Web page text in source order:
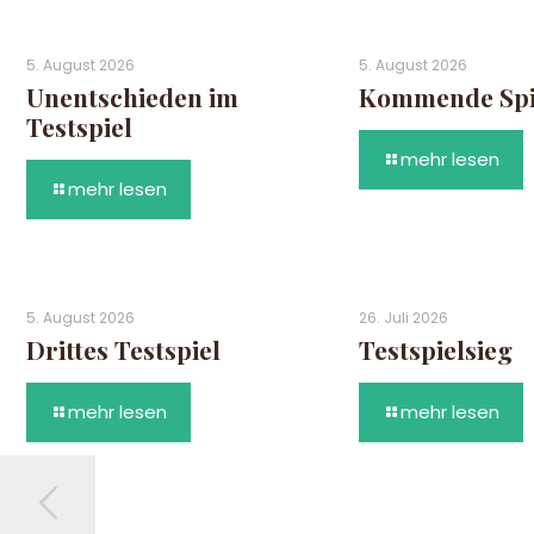
5. August 2026
Unentschieden im
Testspiel
mehr lesen
5. August 2026
Kommende
mehr lesen
5. August 2026
Drittes Testspiel
mehr lesen
26. Juli 2026
Testspielsieg
mehr lesen